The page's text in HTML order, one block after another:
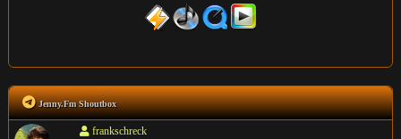
Jenny.Fm Shoutbox
frankschreck